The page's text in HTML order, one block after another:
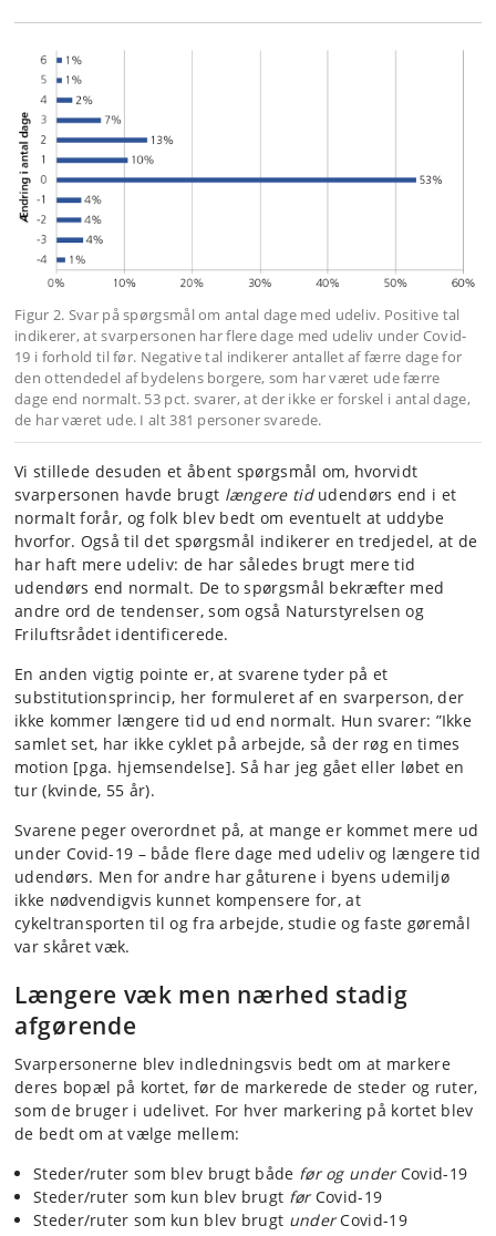
Figur 2. Svar på spørgsmål om antal dage med udeliv. Positive tal
indikerer, at svarpersonen har flere dage med udeliv under Covid-
19 i forhold til før. Negative tal indikerer antallet af færre dage for
den ottendedel af bydelens borgere, som har været ude færre
dage end normalt. 53 pct. svarer, at der ikke er forskel i antal dage,
de har været ude. I alt 381 personer svarede.
Vi stillede desuden et åbent spørgsmål om, hvorvidt
svarpersonen havde brugt længere tidudendørs end i et
normalt forår, og folk blev bedt om eventuelt at uddybe
hvorfor. Også til det spørgsmål indikerer en tredjedel, at de
har haft mere udeliv: de har således brugt mere tid
udendørs end normalt. De to spørgsmål bekræfter med
andre ord de tendenser, som også Naturstyrelsen og
Friluftsrådet identificerede.
En anden vigtig pointe er, at svarene tyder på et
substitutionsprincip, her formuleret af en svarperson, der
ikke kommer længere tid ud end normalt. Hun svarer: ”Ikke
samlet set, har ikke cyklet på arbejde, så der røg en times
motion [pga. hjemsendelse]. Så har jeg gået eller løbet en
tur (kvinde, 55 år).
Svarene peger overordnet på, at mange er kommet mere ud
under Covid-19 – både flere dage med udeliv og længere tid
udendørs. Men for andre har gåturene i byens udemiljø
ikke nødvendigvis kunnet kompensere for, at
cykeltransporten til og fra arbejde, studie og faste gøremål
var skåret væk.
Længere væk men nærhed stadig
afgørende
Svarpersonerne blev indledningsvis bedt om at markere
deres bopæl på kortet, før de markerede de steder og ruter,
som de bruger i udelivet. For hver markering på kortet blev
de bedt om at vælge mellem:
Steder/ruter som blev brugt både før og underCovid-19
Steder/ruter som kun blev brugt førCovid-19
Steder/ruter som kun blev brugt underCovid-19